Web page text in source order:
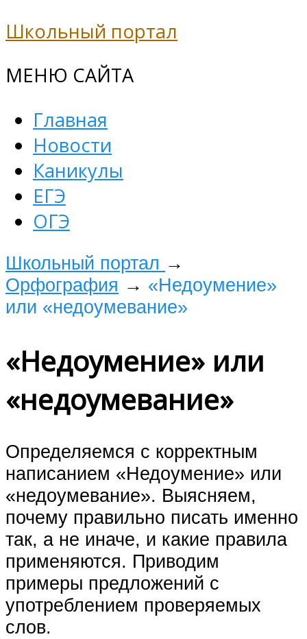
Школьный портал
МЕНЮ САЙТА
Главная
Новости
Каникулы
ЕГЭ
ОГЭ
Школьный портал →
Орфография → «Недоумение»
или «недоумевание»
«Недоумение» или
«недоумевание»
Определяемся с корректным
написанием «Недоумение» или
«недоумевание». Выясняем,
почему правильно писать именно
так, а не иначе, и какие правила
применяются. Приводим
примеры предложений с
употреблением проверяемых
слов.